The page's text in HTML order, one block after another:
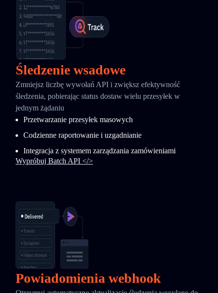
Śledzenie wsadowe
Zmniejsz liczbę wywołań API i zwiększ efektywność
śledzenia, pobierając status dostaw wielu przesyłek w
jednym żądaniu
Przetwarzanie przesyłek masowych
Codzienne raportowanie i uzgadnianie
Integracja z systemem zarządzania zamówieniami
Wypróbuj Batch API </>
Powiadomienia webhook